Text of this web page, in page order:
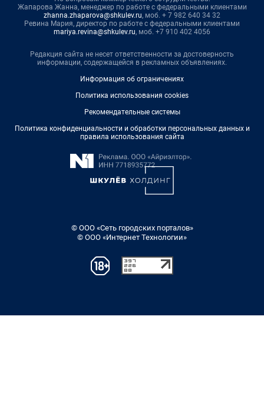
Жапарова Жанна, менеджер по работе с федеральными клиентами
zhanna.zhaparova@shkulev.ru, моб. + 7 982 640 34 32
Ревина Мария, директор по работе с федеральными клиентами
mariya.revina@shkulev.ru, моб. +7 910 402 4056
Редакция сайта не несет ответственности за достоверность
информации, содержащейся в рекламных объявлениях.
Информация об ограничениях
Политика использования cookies
Рекомендательные системы
Политика конфиденциальности и обработки персональных данных и
правила использования сайта
© ООО «Сеть городских порталов»
© ООО «Интернет Технологии»